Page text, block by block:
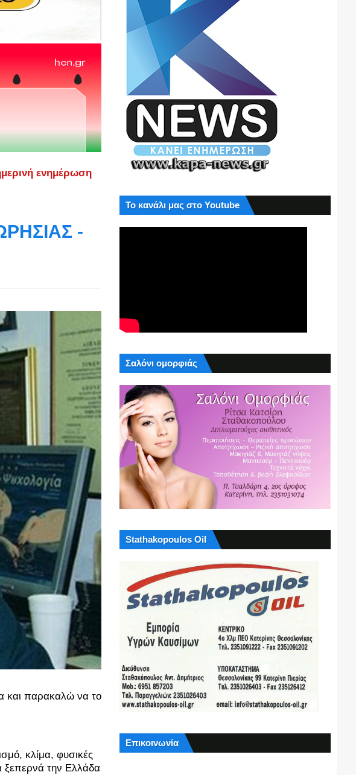
ενημέρωση
-
και παρακαλώ να το
κλίμα, φυσικές
ξεπερνά την Ελλάδα
Το κανάλι μας στο Youtube
Σαλόνι ομορφιάς
Stathakopoulos Oil
Επικοινωνία